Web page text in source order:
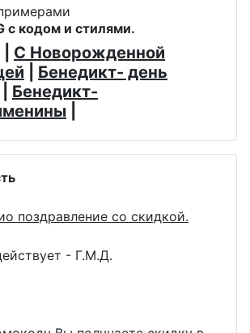
с кодом и стилями.
С Новорожденной
Бенедикт- день
Бенедикт-
поздравление со скидкой.
- Г.М.Д.